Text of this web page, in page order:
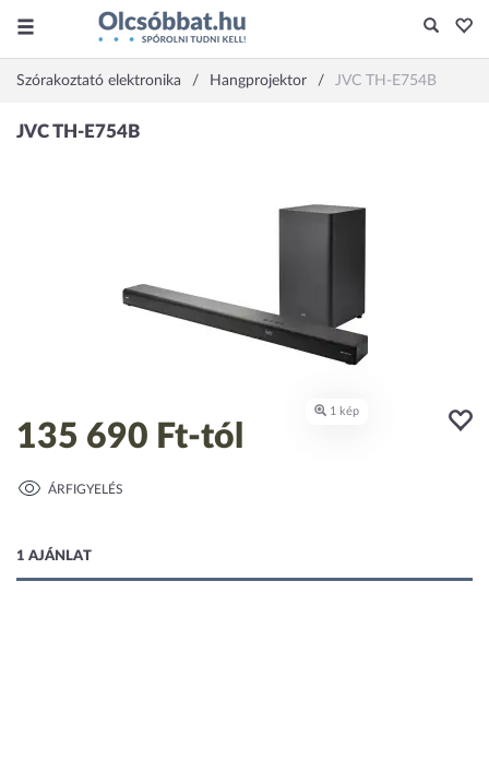
Szórakoztató elektronika Hangprojektor JVC TH-E754B
135 690 Ft-tól
ÁRFIGYELÉS
1 AJÁNLAT